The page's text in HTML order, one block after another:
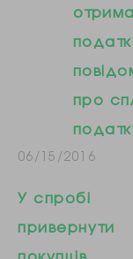
про
06/15/2016
У спробі
привернути